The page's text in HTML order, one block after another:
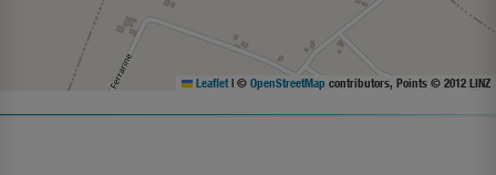
Leaflet | © OpenStreetMap contributors, Points © 2012 LINZ